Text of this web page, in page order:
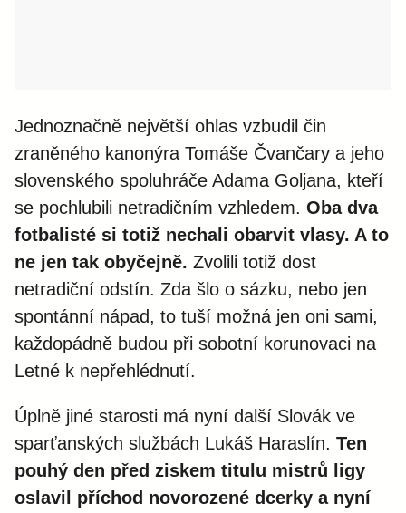
Jednoznačně největší ohlas vzbudil čin
zraněného kanonýra Tomáše Čvančary a jeho
slovenského spoluhráče Adama Goljana, kteří
se pochlubili netradičním vzhledem. Oba dva
fotbalisté si totiž nechali obarvit vlasy. A to
ne jen tak obyčejně. Zvolili totiž dost
netradiční odstín. Zda šlo o sázku, nebo jen
spontánní nápad, to tuší možná jen oni sami,
každopádně budou při sobotní korunovaci na
Letné k nepřehlédnutí.
Úplně jiné starosti má nyní další Slovák ve
sparťanských službách Lukáš Haraslín. Ten
pouhý den před ziskem titulu mistrů ligy
oslavil příchod novorozené dcerky a nyní